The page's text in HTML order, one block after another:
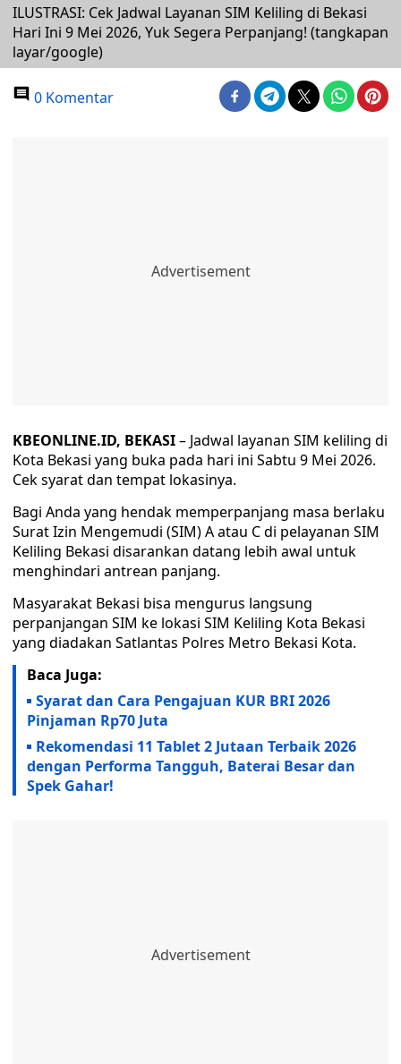
ILUSTRASI: Cek Jadwal Layanan SIM Keliling di Bekasi
Hari Ini 9 Mei 2026, Yuk Segera Perpanjang! (tangkapan
layar/google)
0 Komentar
KBEONLINE.ID, BEKASI– Jadwal layanan SIM keliling di
Kota Bekasi yang buka pada hari ini Sabtu 9 Mei 2026.
Cek syarat dan tempat lokasinya.
Bagi Anda yang hendak memperpanjang masa berlaku
Surat Izin Mengemudi (SIM) A atau C di pelayanan SIM
Keliling Bekasi disarankan datang lebih awal untuk
menghindari antrean panjang.
Masyarakat Bekasi bisa mengurus langsung
perpanjangan SIM ke lokasi SIM Keliling Kota Bekasi
yang diadakan Satlantas Polres Metro Bekasi Kota.
Baca Juga:
Syarat dan Cara Pengajuan KUR BRI 2026
Pinjaman Rp70 Juta
Rekomendasi 11 Tablet 2 Jutaan Terbaik 2026
dengan Performa Tangguh, Baterai Besar dan
Spek Gahar!